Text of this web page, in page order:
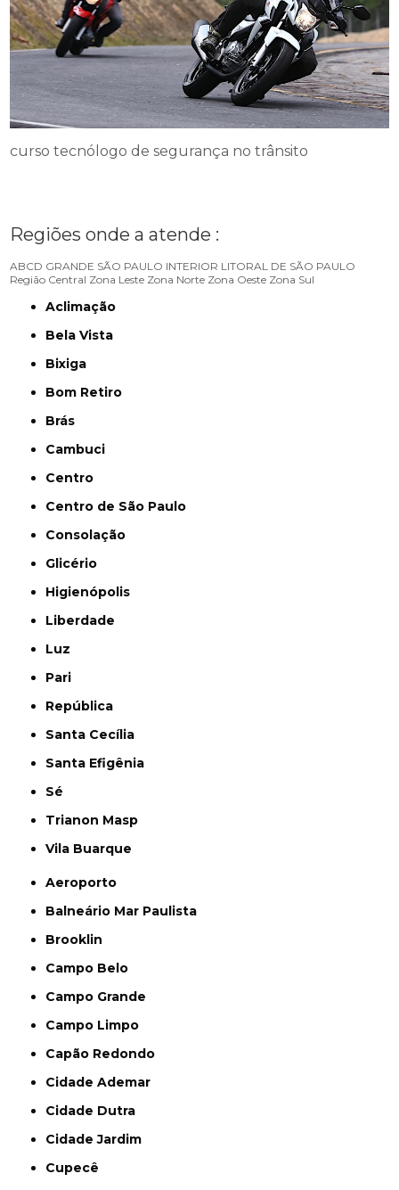
curso tecnólogo de segurança no trânsito
Regiões onde a atende :
ABCD GRANDE SÃO PAULO INTERIOR LITORAL DE SÃO PAULO
Região Central Zona Leste Zona Norte Zona Oeste Zona Sul
Aclimação
Bela Vista
Bixiga
Bom Retiro
Brás
Cambuci
Centro
Centro de São Paulo
Consolação
Glicério
Higienópolis
Liberdade
Luz
Pari
República
Santa Cecília
Santa Efigênia
Sé
Trianon Masp
Vila Buarque
Aeroporto
Balneário Mar Paulista
Brooklin
Campo Belo
Campo Grande
Campo Limpo
Capão Redondo
Cidade Ademar
Cidade Dutra
Cidade Jardim
Cupecê